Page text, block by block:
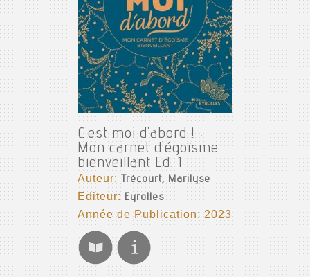
C'est moi d'abord ! :
Mon carnet d'égoïsme
bienveillant Ed. 1
Auteur:Trécourt, Marilyse
Editeur: Eyrolles
Année de Publication: 2023